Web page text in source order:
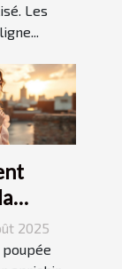
Les
pour
2025